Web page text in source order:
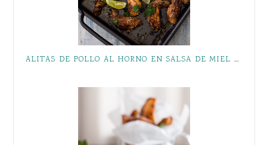
ALITAS DE POLLO AL HORNO EN SALSA DE MIEL Y SRIRACHA